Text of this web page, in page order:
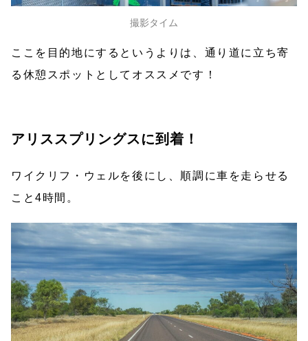
撮影タイム
ここを目的地にするというよりは、通り道に立ち寄
る休憩スポットとしてオススメです！
アリススプリングスに到着！
ワイクリフ・ウェルを後にし、順調に車を走らせる
こと4時間。